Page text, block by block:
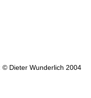
© Dieter Wunderlich 2004